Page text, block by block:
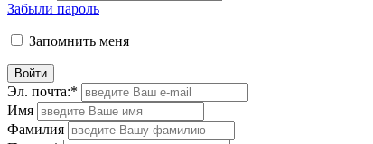
Забыли пароль
Запомнить меня
Войти
Эл. почта:*
Имя
Фамилия